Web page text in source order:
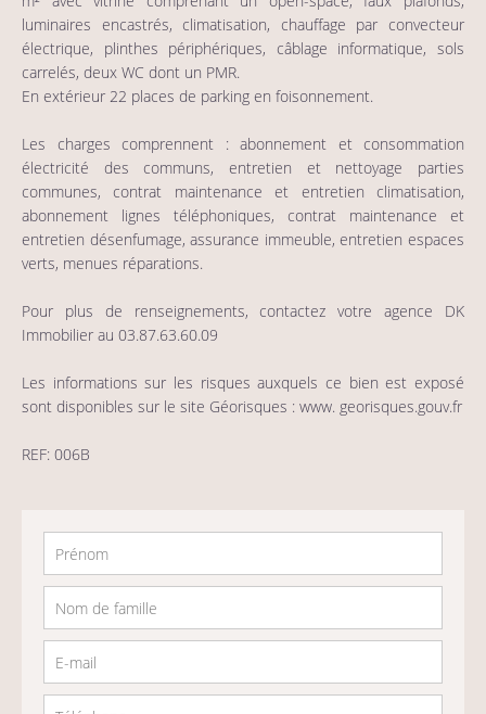
luminaires encastrés, climatisation, chauffage par convecteur
électrique, plinthes périphériques, câblage informatique, sols
carrelés, deux WC dont un PMR.
En extérieur 22 places de parking en foisonnement.
Les charges comprennent : abonnement et consommation
électricité des communs, entretien et nettoyage parties
communes, contrat maintenance et entretien climatisation,
abonnement lignes téléphoniques, contrat maintenance et
entretien désenfumage, assurance immeuble, entretien espaces
verts, menues réparations.
Pour plus de renseignements, contactez votre agence DK
Immobilier au 03.87.63.60.09
Les informations sur les risques auxquels ce bien est exposé
sont disponibles sur le site Géorisques : www. georisques.gouv.fr
REF: 006B